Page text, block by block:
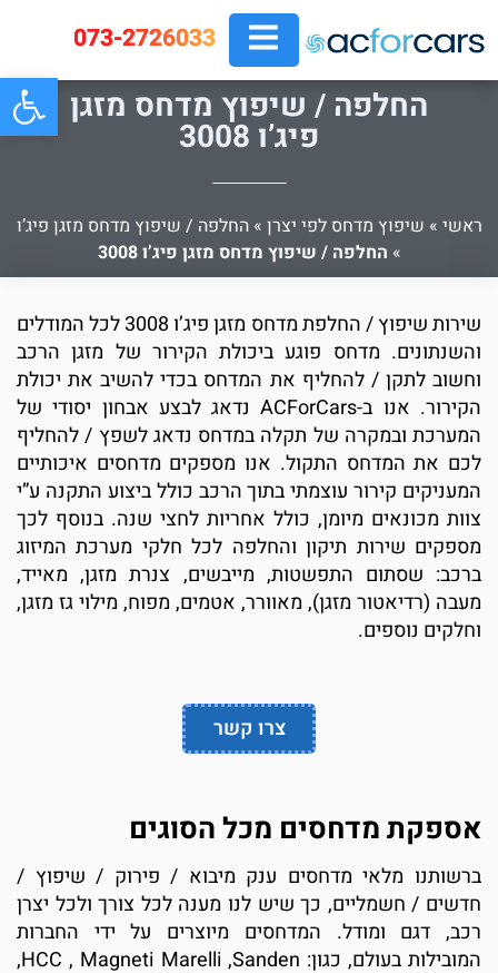
073-2726033
החלפה / שיפוץ מדחס מזגן
פיג’ו 3008
ראשי » שיפוץ מדחס לפי יצרן »החלפה / שיפוץ מדחס מזגן פיג’ו
» החלפה / שיפוץ מדחס מזגן פיג’ו 3008
שירות שיפוץ / החלפת מדחס מזגן פיג’ו 3008 לכל המודלים
והשנתונים. מדחס פוגע ביכולת הקירור של מזגן הרכב
וחשוב לתקן / להחליף את המדחס בכדי להשיב את יכולת
הקירור. אנו ב-ACForCars נדאג לבצע אבחון יסודי של
המערכת ובמקרה של תקלה במדחס נדאג לשפץ / להחליף
לכם את המדחס התקול. אנו מספקים מדחסים איכותיים
המעניקים קירור עוצמתי בתוך הרכב כולל ביצוע התקנה ע”י
צוות מכונאים מיומן, כולל אחריות לחצי שנה. בנוסף לכך
מספקים שירות תיקון והחלפה לכל חלקי מערכת המיזוג
ברכב: שסתום התפשטות, מייבשים, צנרת מזגן, מאייד,
מעבה (רדיאטור מזגן), מאוורר, אטמים, מפוח, מילוי גז מזגן,
וחלקים נוספים.
צרו קשר
אספקת מדחסים מכל הסוגים
ברשותנו מלאי מדחסים ענק מיבוא / פירוק / שיפוץ /
חדשים / חשמליים, כך שיש לנו מענה לכל צורך ולכל יצרן
רכב, דגם ומודל. המדחסים מיוצרים על ידי החברות
המובילות בעולם, כגון: HCC , Magneti Marelli ,Sanden,